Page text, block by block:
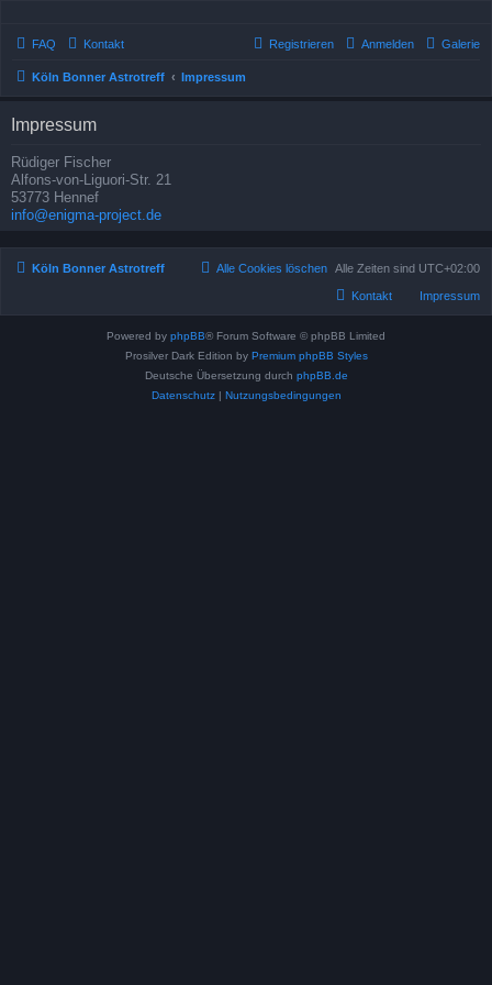
Galerie
FAQ Kontakt Anmelden
Registrieren
Köln Bonner Astrotreff Impressum
Impressum
Rüdiger Fischer
Alfons-von-Liguori-Str. 21
53773 Hennef
info@enigma-project.de
Köln Bonner Astrotreff Alle Zeiten sind UTC+02:00
Alle Cookies löschen
Impressum
Kontakt
Powered by phpBB® Forum Software © phpBB Limited
Prosilver Dark Edition by Premium phpBB Styles
Deutsche Übersetzung durch phpBB.de
Datenschutz| Nutzungsbedingungen